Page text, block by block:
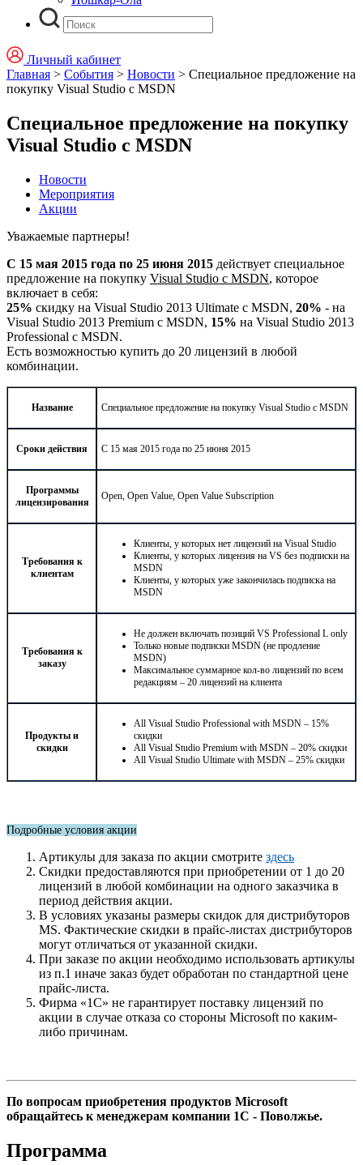
Личный кабинет
Главная > События > Новости > Специальное предложение на
покупку Visual Studio с MSDN
Специальное предложение на покупку
Visual Studio с MSDN
Новости
Мероприятия
Акции
Уважаемые партнеры!
С 15 мая 2015 года по 25 июня 2015 действует специальное
предложение на покупку Visual Studio с MSDN, которое
включает в себя:
25% скидку на Visual Studio 2013 Ultimate c MSDN, 20% - на
Visual Studio 2013 Premium c MSDN, 15% на Visual Studio 2013
Professional с MSDN.
Есть возможностью купить до 20 лицензий в любой
комбинации.
Название Специальное предложение на покупку Visual Studio с MSDN
Сроки действия С 15 мая 2015 года по 25 июня 2015
Программы
лицензирования
Open, Open Value, Open Value Subscription
Требования к
клиентам
Клиенты, у которых нет лицензий на Visual Studio
Клиенты, у которых лицензия на VS без подписки на
MSDN
Клиенты, у которых уже закончилась подписка на
MSDN
Требования к
заказу
Не должен включать позиций VS Professional L only
Только новые подписки MSDN (не продление
MSDN)
Максимальное суммарное кол-во лицензий по всем
редакциям – 20 лицензий на клиента
Продукты и
скидки
All Visual Studio Professional with MSDN – 15%
скидки
All Visual Studio Premium with MSDN – 20% скидки
All Visual Studio Ultimate with MSDN – 25% скидки
Подробные условия акции
Артикулы для заказа по акции смотрите здесь
Скидки предоставляются при приобретении от 1 до 20
лицензий в любой комбинации на одного заказчика в
период действия акции.
В условиях указаны размеры скидок для дистрибуторов
MS. Фактические скидки в прайс-листах дистрибуторов
могут отличаться от указанной скидки.
При заказе по акции необходимо использовать артикулы
из п.1 иначе заказ будет обработан по стандартной цене
прайс-листа.
Фирма «1С» не гарантирует поставку лицензий по
акции в случае отказа со стороны Microsoft по каким-
либо причинам.
По вопросам приобретения продуктов Microsoft
обращайтесь к менеджерам компании 1С - Поволжье.
Программа